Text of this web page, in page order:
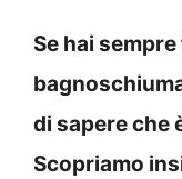
Se hai
di sapere che
Scopriamo